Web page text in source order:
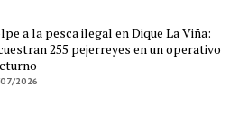
a la pesca ilegal en Dique La Viña:
255 pejerreyes en un operativo
2026